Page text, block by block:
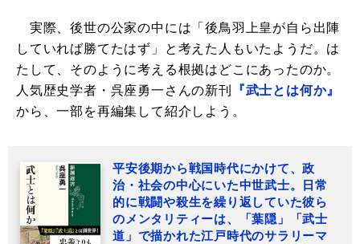
実際、後世の公家の中には「後鳥羽上皇が自ら出陣
していれば勝てたはず」と考えた人もいたようだ。は
たして、そのように考える根拠はどこにあったのか。
人気歴史学者・呉座勇一さんの新刊
『武士とは何か』
から、一部を再編集して紹介しよう。
平安後期から戦国時代にかけて、政
治・社会の中心にいた中世武士。日常
的に戦闘や殺生を繰り返していた彼ら
のメンタリティーは、「葉隠」「武士
道」で描かれた江戸時代のサラリーマ